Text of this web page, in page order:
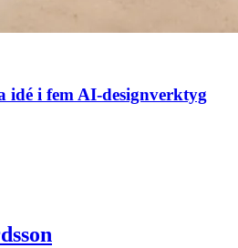
idé i fem AI-designverktyg